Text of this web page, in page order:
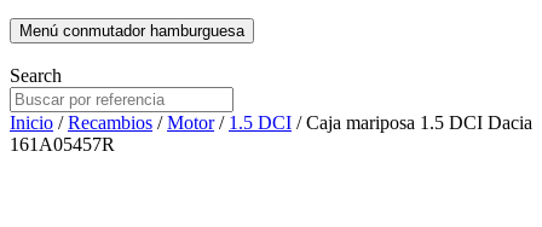
Menú conmutador hamburguesa
Search
Inicio /Recambios /Motor/ 1.5 DCI / Caja mariposa 1.5 DCI Dacia
161A05457R